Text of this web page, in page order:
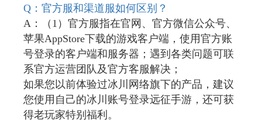
Q ：官方服和渠道服如何区别？
A：（1）官方服指在官网、官方微信公众号、
苹果AppStore下载的游戏客户端，使用官方账
号登录的客户端和服务器；遇到各类问题可联
系官方运营团队及官方客服解决；
如果您以前体验过冰川网络旗下的产品，建议
您使用自己的冰川账号登录远征手游，还可获
得老玩家特别福利。